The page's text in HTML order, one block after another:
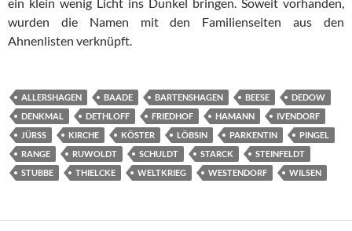
wurden die Namen mit den Familienseiten aus den
Ahnenlisten verknüpft.
ALLERSHAGEN BAADE BARTENSHAGEN BEESE
DEDOW
DENKMAL
DETHLOFF FRIEDHOF HAMANN
IVENDORF
JÜRSS
KIRCHE KÖSTER LÖBSIN PARKENTIN
PINGEL
RANGE
RUWOLDT SCHULDT STARCK
STEINFELDT
STUBBE
THIELCKE WELTKRIEG WESTENDORF WILSEN